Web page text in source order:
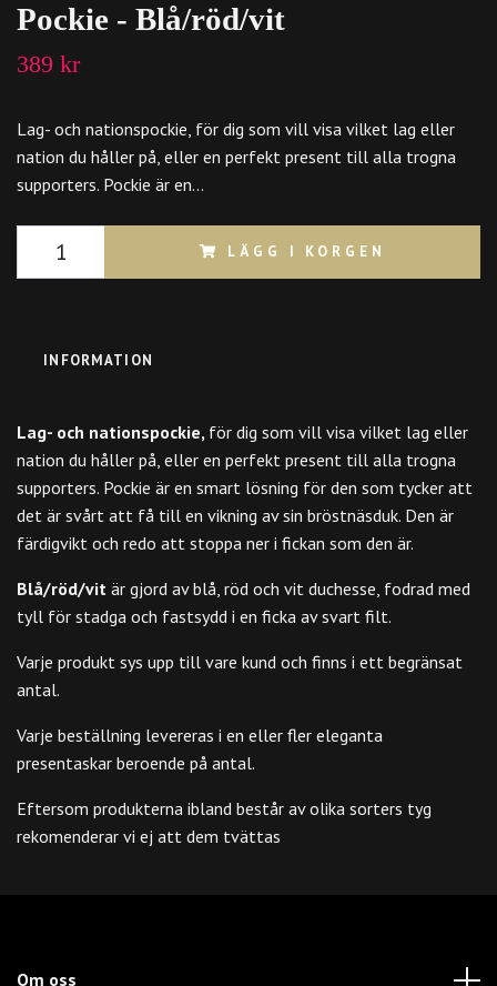
Pockie - Blå/röd/vit
389 kr
Lag- och nationspockie, för dig som vill visa vilket lag eller
nation du håller på, eller en perfekt present till alla trogna
supporters. Pockie är en...
LÄGG I KORGEN
INFORMATION
Lag- och nationspockie, för dig som vill visa vilket lag eller
nation du håller på, eller en perfekt present till alla trogna
supporters. Pockie är en smart lösning för den som tycker att
det är svårt att få till en vikning av sin bröstnäsduk. Den är
färdigvikt och redo att stoppa ner i fickan som den är.
Blå/röd/vit är gjord av blå, röd och vit duchesse, fodrad med
tyll för stadga och fastsydd i en ficka av svart filt.
Varje produkt sys upp till vare kund och finns i ett begränsat
antal.
Varje beställning levereras i en eller fler eleganta
presentaskar beroende på antal.
Eftersom produkterna ibland består av olika sorters tyg
rekomenderar vi ej att dem tvättas
Om oss